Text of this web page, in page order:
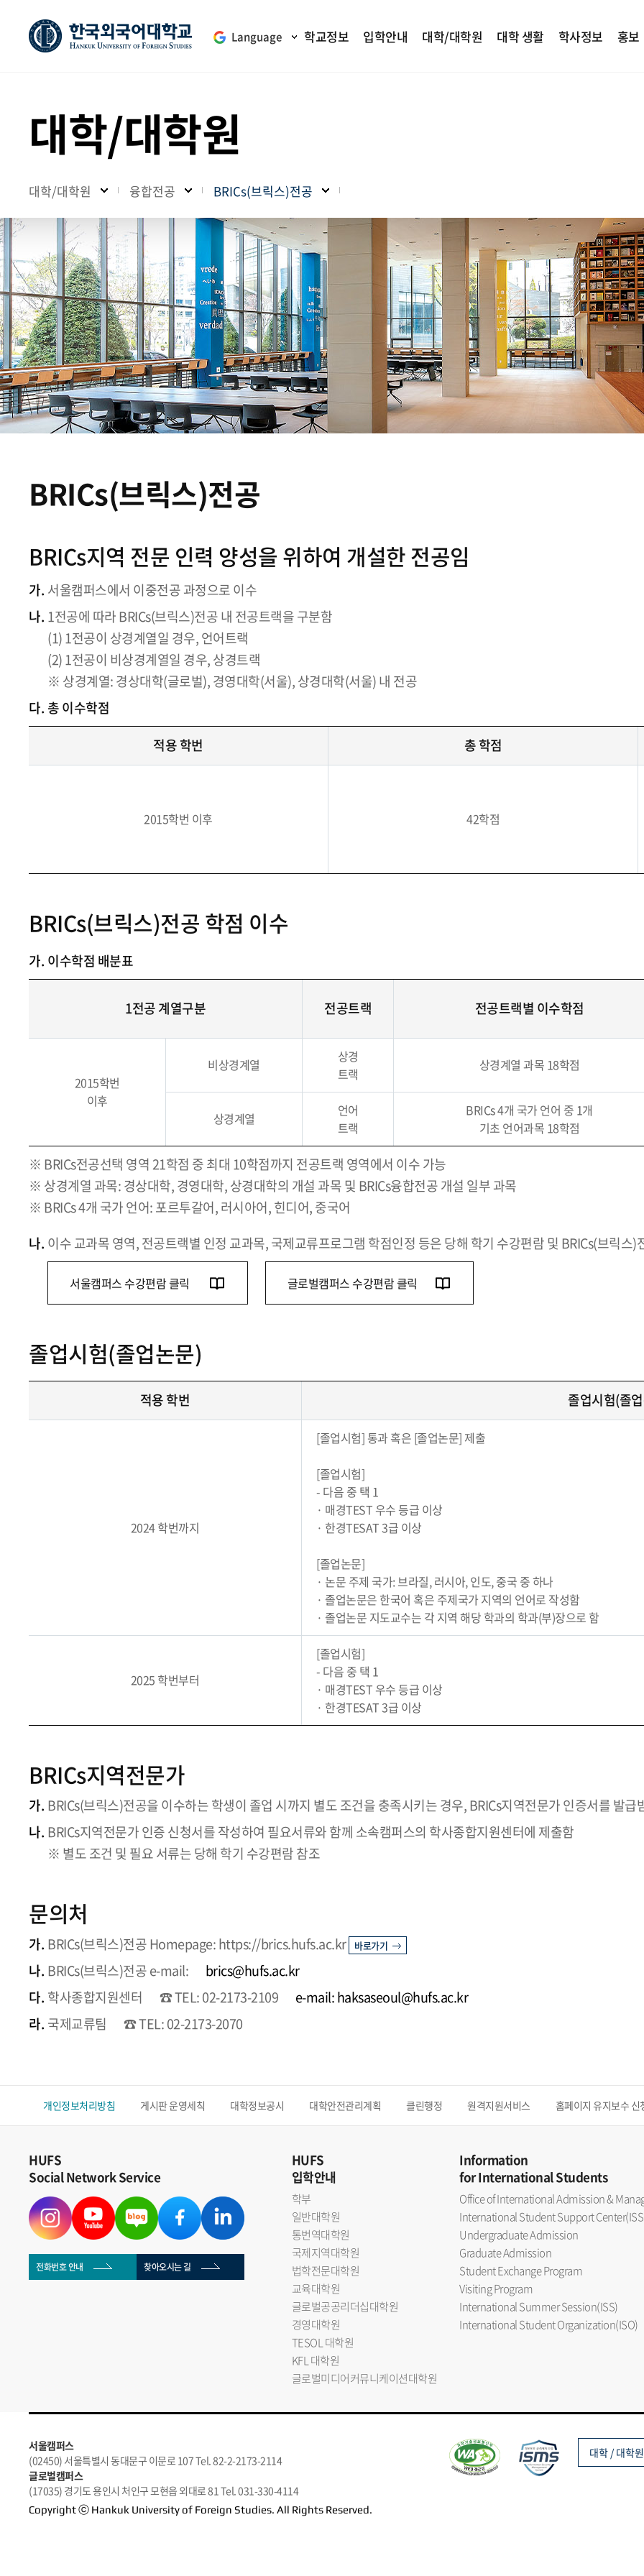
Language 학교정보 입학안내 대학/대학원 대학 생활 학사정보 홍보
대학/대학원
대학/대학원 융합전공 BRICs(브릭스)전공
BRICs(브릭스)전공
BRICs지역 전문 인력 양성을 위하여 개설한 전공임
가. 서울캠퍼스에서 이중전공 과정으로 이수
나. 1전공에 따라 BRICs(브릭스)전공 내 전공트랙을 구분함
(1) 1전공이 상경계열일 경우, 언어트랙
(2) 1전공이 비상경계열일 경우, 상경트랙
※ 상경계열: 경상대학(글로벌), 경영대학(서울), 상경대학(서울) 내 전공
다. 총 이수학점
적용 학번
총 학점
2015학번 이후 42학점
BRICs(브릭스)전공 학점 이수
가. 이수학점 배분표
1전공 계열구분 전공트랙 전공트랙별 이수학점
2015학번
이후
비상경계열
상경
트랙
상경계열 과목 18학점
상경계열
언어
트랙
BRICs 4개 국가 언어 중 1개
기초 언어과목 18학점
※ BRICs전공선택 영역 21학점 중 최대 10학점까지 전공트랙 영역에서 이수 가능
※ 상경계열 과목: 경상대학, 경영대학, 상경대학의 개설 과목 및 BRICs융합전공 개설 일부 과목
※ BRICs 4개 국가 언어: 포르투갈어, 러시아어, 힌디어, 중국어
나. 이수 교과목 영역, 전공트랙별 인정 교과목, 국제교류프로그램 학점인정 등은 당해 학기 수강편람 및 BRICs(브릭스)
서울캠퍼스 수강편람 클릭 글로벌캠퍼스 수강편람 클릭
졸업시험(졸업논문)
적용 학번 졸업시험(졸
2024 학번까지
[졸업시험] 통과 혹은 [졸업논문] 제출
[졸업시험]
- 다음 중 택 1
· 매경TEST 우수 등급 이상
· 한경TESAT 3급 이상
[졸업논문]
· 논문 주제 국가: 브라질, 러시아, 인도, 중국 중 하나
· 졸업논문은 한국어 혹은 주제국가 지역의 언어로 작성함
· 졸업논문 지도교수는 각 지역 해당 학과의 학과(부)장으로 함
2025 학번부터
[졸업시험]
- 다음 중 택 1
· 매경TEST 우수 등급 이상
· 한경TESAT 3급 이상
BRICs지역전문가
가. BRICs(브릭스)전공을 이수하는 학생이 졸업 시까지 별도 조건을 충족시키는 경우, BRICs지역전문가 인증서를 발급
나. BRICs지역전문가 인증 신청서를 작성하여 필요서류와 함께 소속캠퍼스의 학사종합지원센터에 제출함
※ 별도 조건 및 필요 서류는 당해 학기 수강편람 참조
문의처
가. BRICs(브릭스)전공 Homepage: https://brics.hufs.ac.kr 바로가기
나. BRICs(브릭스)전공 e-mail:
brics@hufs.ac.kr
다. 학사종합지원센터 ☎ TEL: 02-2173-2109
e-mail: haksaseoul@hufs.ac.kr
라. 국제교류팀 ☎ TEL: 02-2173-2070
개인정보처리방침 게시판 운영세칙 대학정보공시 대학안전관리계획 클린행정 원격지원서비스 홈페이지 유지보수 신
HUFS
Social Network Service
전화번호 안내 찾아오시는 길
HUFS
입학안내
학부
일반대학원
통번역대학원
국제지역대학원
법학전문대학원
교육대학원
글로벌공공리더십대학원
경영대학원
TESOL 대학원
KFL 대학원
글로벌미디어커뮤니케이션대학원
Information
for International Students
Office of International Admission &
International Student Support
Undergraduate Admission
Graduate Admission
Student Exchange Program
Visiting Program
International Summer Session(ISS)
International Student Organization(ISO)
서울캠퍼스
(02450) 서울특별시 동대문구 이문로 107 Tel. 82-2-2173-2114
글로벌캠퍼스
(17035) 경기도 용인시 처인구 모현읍 외대로 81 Tel. 031-330-4114
Copyright ⓒ Hankuk University of Foreign Studies. All Rights Reserved.
대학 / 대학원